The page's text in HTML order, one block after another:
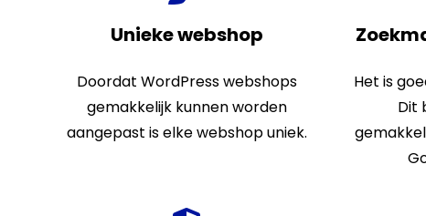
Uniekewebshop
Doordat WordPresswebshops
gemakkelijk kunnen worden
aangepast is elkewebshopuniek.
Het is
Dit